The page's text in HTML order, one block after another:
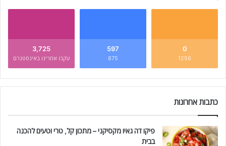
0
1256
597
875
3,725
עקבו אחרינו באינסטגרם
כתבות אחרונות
פיקו דה גאיו מקסיקני – מתכון קל, טרי וטעים להכנה
בבית